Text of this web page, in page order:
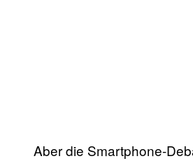
Aber die Smartphone-